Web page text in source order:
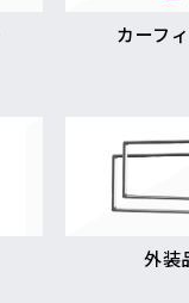
カーフ
外装